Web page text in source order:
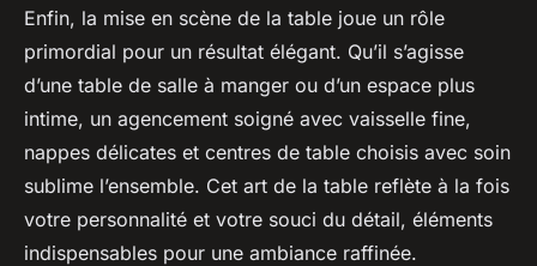
Enfin, la mise en scène de la table joue un rôle
primordial pour un résultat élégant. Qu’il s’agisse
d’une table de salle à manger ou d’un espace plus
intime, un agencement soigné avec vaisselle fine,
nappes délicates et centres de table choisis avec soin
sublime l’ensemble. Cet art de la table reflète à la fois
votre personnalité et votre souci du détail, éléments
indispensables pour une ambiance raffinée.